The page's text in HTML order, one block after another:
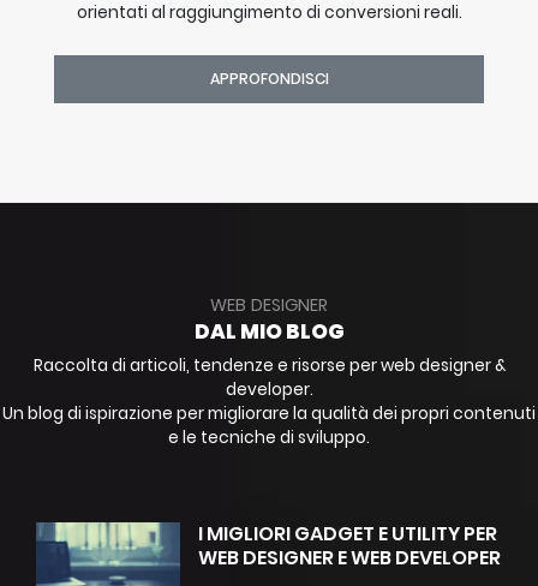
orientati al raggiungimento di conversioni reali.
APPROFONDISCI
WEB DESIGNER
DAL MIO BLOG
Raccolta di articoli, tendenze e risorse per web designer &
developer.
Un blog di ispirazione per migliorare la qualità dei propri contenuti
e le tecniche di sviluppo.
I MIGLIORI GADGET E UTILITY PER
WEB DESIGNER E WEB DEVELOPER